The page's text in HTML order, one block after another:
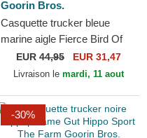
Goorin Bros.
Casquette trucker bleue
marine aigle Fierce Bird Of
Prey Core Canvas The Farm
Goorin Bros.
EUR 44,95 EUR 31,47
Livraison le mardi, 11 aout
-30%